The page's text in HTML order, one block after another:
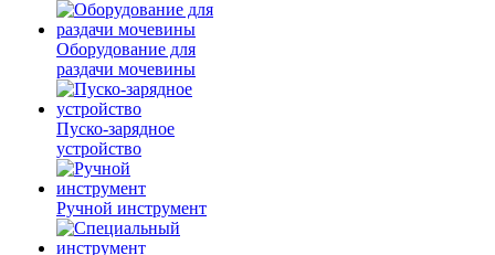
Оборудование для
раздачи мочевины
Пуско-зарядное
устройство
Ручной инструмент